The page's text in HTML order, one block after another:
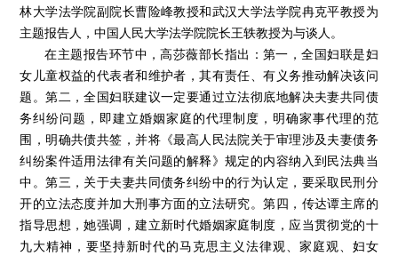
林大学法学院副院长曹险峰教授和武汉大学法学院冉克平教授为
主题报告人，中国人民大学法学院院长王轶教授为与谈人。
在主题报告环节中，高莎薇部长指出：第一，全国妇联是妇
女儿童权益的代表者和维护者，其有责任、有义务推动解决该问
题。第二，全国妇联建议一定要通过立法彻底地解决夫妻共同债
务纠纷问题，即建立婚姻家庭的代理制度，明确家事代理的范
围，明确共债共签，并将《最高人民法院关于审理涉及夫妻债务
纠纷案件适用法律有关问题的解释》规定的内容纳入到民法典当
中。第三，关于夫妻共同债务纠纷中的行为认定，要采取民刑分
开的立法态度并加大刑事方面的立法研究。第四，传达谭主席的
指导思想，她强调，建立新时代婚姻家庭制度，应当贯彻党的十
九大精神，要坚持新时代的马克思主义法律观、家庭观、妇女